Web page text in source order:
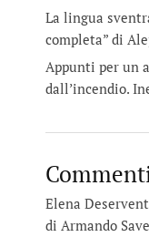
La lingua
completa” di
Appunti per un
dall’incendio.
Elena
di Armando